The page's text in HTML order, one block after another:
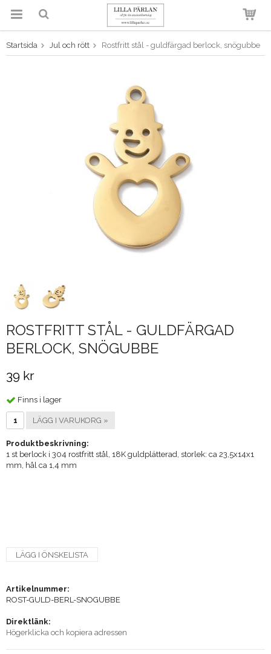
Produkten har blivit tillagd i
varukorgen
Startsida Jul och rött Rostfritt stål - guldfärgad berlock, snögubbe
ROSTFRITT STÅL - GULDFÄRGAD
BERLOCK, SNÖGUBBE
39 kr
Finns i lager
LÄGG I VARUKORG »
Produktbeskrivning:
1 st berlock i 304 rostfritt stål, 18K guldplätterad, storlek: ca 23,5x14x1
mm, hål ca 1,4 mm
LÄGG I ÖNSKELISTA
Artikelnummer:
ROST-GULD-BERL-SNOGUBBE
Direktlänk:
Högerklicka och kopiera adressen